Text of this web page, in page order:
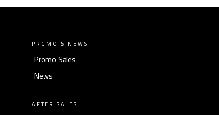
PROMO & NEWS
Promo Sales
News
AFTER SALES